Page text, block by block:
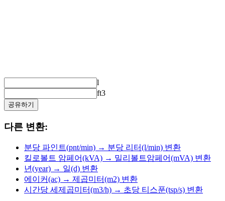
l
ft3
공유하기
다른 변환:
분당 파인트(pnt/min) → 분당 리터(l/min) 변환
킬로볼트 암페어(kVA) → 밀리볼트암페어(mVA) 변환
년(year) → 일(d) 변환
에이커(ac) → 제곱미터(m2) 변환
시간당 세제곱미터(m3/h) → 초당 티스푼(tsp/s) 변환